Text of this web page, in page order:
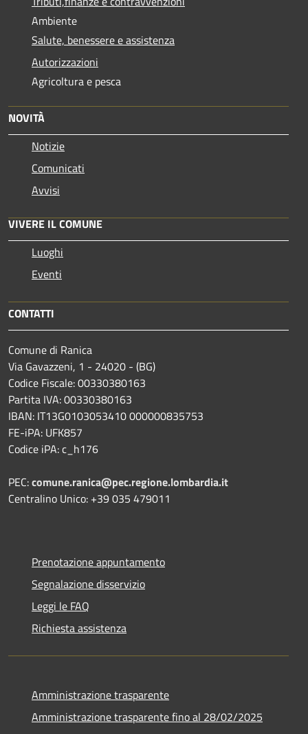
Ambiente
Salute, benessere e assistenza
Autorizzazioni
Agricoltura e pesca
NOVITÀ
Notizie
Comunicati
Avvisi
VIVERE IL COMUNE
Luoghi
Eventi
CONTATTI
Comune di Ranica
Via Gavazzeni, 1 - 24020 - (BG)
Codice Fiscale: 00330380163
Partita IVA: 00330380163
IBAN: IT13G0103053410 000000835753
FE-iPA: UFK857
Codice iPA: c_h176
PEC:comune.ranica@pec.regione.lombardia.it
Centralino Unico: +39 035 479011
Prenotazione appuntamento
Segnalazione disservizio
Leggi le FAQ
Richiesta assistenza
Amministrazione trasparente
Amministrazione trasparente fino al 28/02/2025